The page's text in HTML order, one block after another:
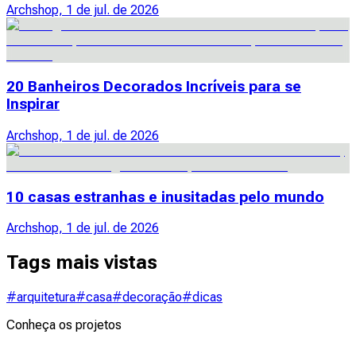
Archshop, 1 de jul. de 2026
20 Banheiros Decorados Incríveis para se
Inspirar
Archshop, 1 de jul. de 2026
10 casas estranhas e inusitadas pelo mundo
Archshop, 1 de jul. de 2026
Tags mais vistas
#arquitetura#casa#decoração#dicas
Conheça os projetos